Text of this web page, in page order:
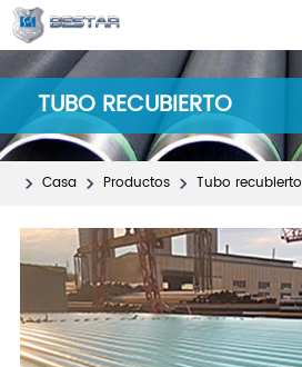
TUBO RECUBIERTO
Casa Productos Tubo recubierto